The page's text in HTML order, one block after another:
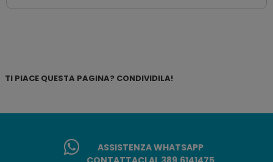
TI PIACE QUESTA PAGINA? CONDIVIDILA!
ASSISTENZA WHATSAPP